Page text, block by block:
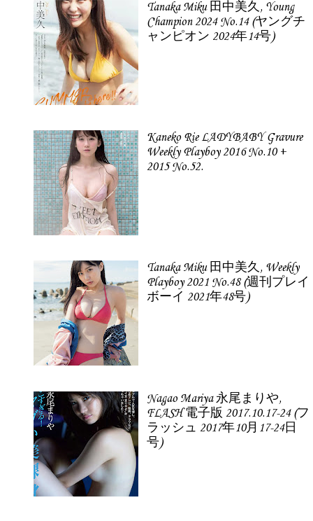
Tanaka Miku 田中美久, Young
Champion 2024 No.14 (ヤングチ
ャンピオン 2024年14号)
Kaneko Rie LADYBABY Gravure
Weekly Playboy 2016 No.10 +
2015 No.52.
Tanaka Miku 田中美久, Weekly
Playboy 2021 No.48 (週刊プレイ
ボーイ 2021年48号)
Nagao Mariya 永尾まりや,
FLASH 電子版 2017.10.17-24 (フ
ラッシュ 2017年10月17-24日
号)